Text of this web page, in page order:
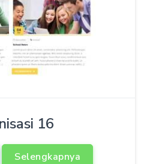
16
Selengkapnya